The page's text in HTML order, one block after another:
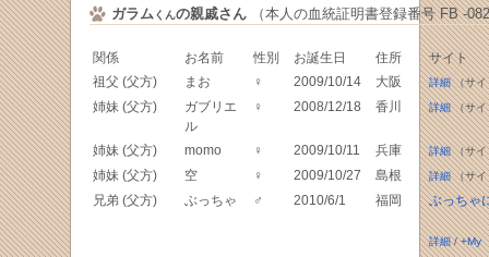
ガラム くんの親戚さん（本人の血統証明書登録番号 FB -
関係 お名前 性別 お誕生日 住所
サイト
祖父 (父方)
まお ♀ 2009/10/14 大阪 詳細（サイ
姉妹 (父方)
ガブリエ
ル
♀ 2008/12/18 香川 詳細（サイ
姉妹 (父方) momo ♀ 2009/10/11 兵庫 詳細（サイ
姉妹 (父方) 空 ♀ 2009/10/27 島根 詳細（サイ
兄弟 (父方) ぶっちゃ ♂ 2010/6/1 福岡 ぶっちゃ
詳細/+My